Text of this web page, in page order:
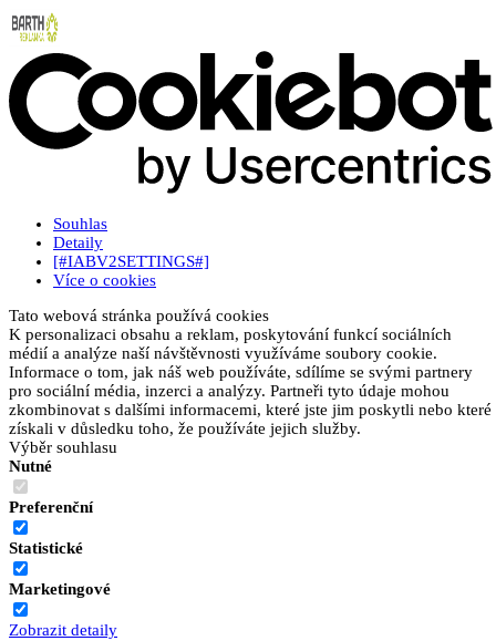
Souhlas
Detaily
[#IABV2SETTINGS#]
Více o cookies
Tato webová stránka používá cookies
K personalizaci obsahu a reklam, poskytování funkcí sociálních
médií a analýze naší návštěvnosti využíváme soubory cookie.
Informace o tom, jak náš web používáte, sdílíme se svými partnery
pro sociální média, inzerci a analýzy. Partneři tyto údaje mohou
zkombinovat s dalšími informacemi, které jste jim poskytli nebo které
získali v důsledku toho, že používáte jejich služby.
Výběr souhlasu
Nutné
Preferenční
Statistické
Marketingové
Zobrazit detaily